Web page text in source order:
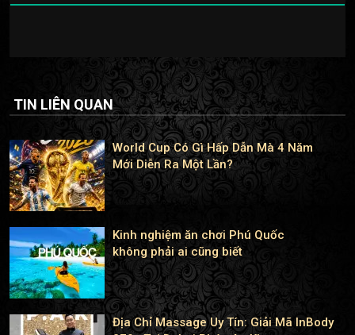
TIN LIÊN QUAN
World Cup Có Gì Hấp Dẫn Mà 4 Năm
Mới Diễn Ra Một Lần?
Kinh nghiệm ăn chơi Phú Quốc
không phải ai cũng biết
Địa Chỉ Massage Uy Tín: Giải Mã InBody